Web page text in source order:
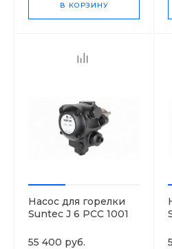
В КОРЗИНУ
Насос для горелки
Suntec J 6 PCC 1001
55 400 руб.